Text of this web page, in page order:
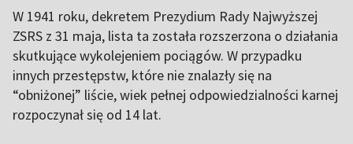
W 1941 roku, dekretem Prezydium Rady Najwyższej
ZSRS z 31 maja, lista ta została rozszerzona o działania
skutkujące wykolejeniem pociągów. W przypadku
innych przestępstw, które nie znalazły się na
“obniżonej” liście, wiek pełnej odpowiedzialności karnej
rozpoczynał się od 14 lat.